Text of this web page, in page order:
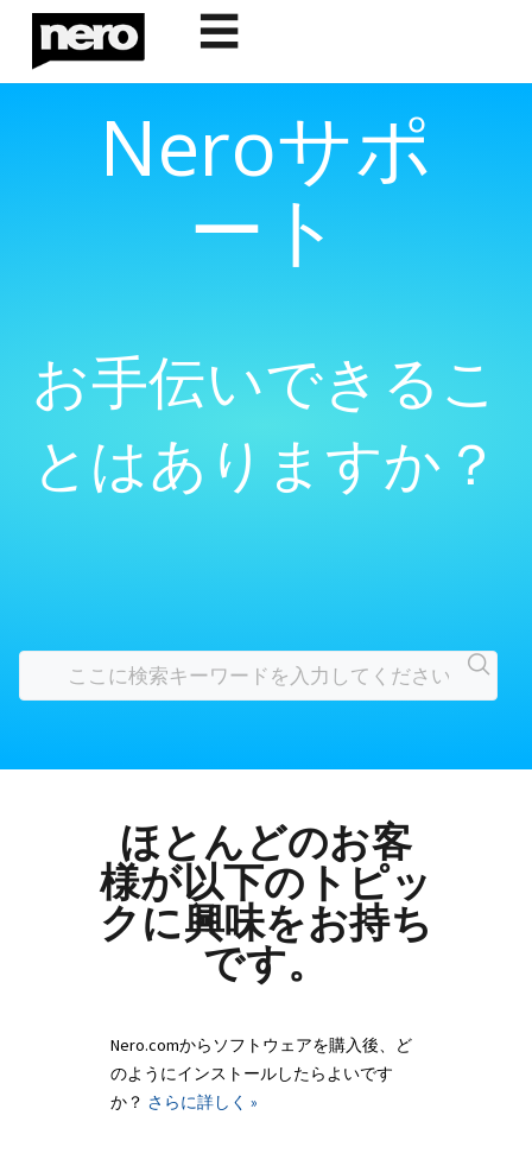
☰
Neroサポ
ート
お手伝いできるこ
とはありますか？
ほとんどのお客
様が以下のトピッ
クに興味をお持ち
です。
Nero.comからソフトウェアを購入後、ど
のようにインストールしたらよいです
か？ さらに詳しく »